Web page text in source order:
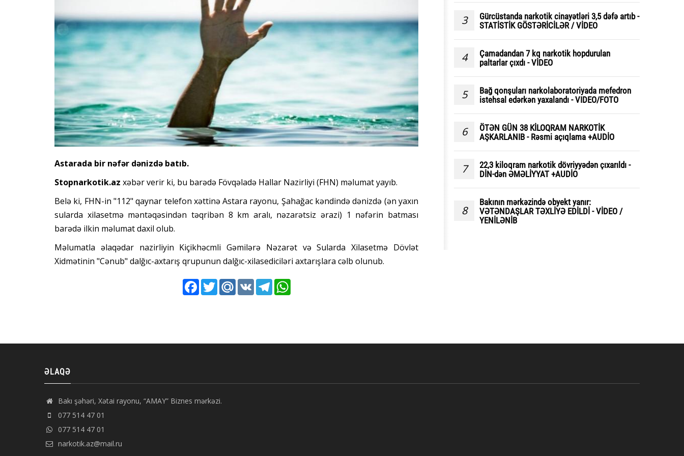
Astarada bir nəfər dənizdə batıb.
Stopnarkotik.az xəbər verir ki, bu barədə Fövqəladə Hallar Nazirliyi (FHN) məlumat yayıb.
Belə ki, FHN-in "112" qaynar telefon xəttinə Astara rayonu, Şahağac kəndində dənizdə (ən yaxın
sularda xilasetmə məntəqəsindən təqribən 8 km aralı, nəzarətsiz ərazi) 1 nəfərin batması
barədə ilkin məlumat daxil olub.
Məlumatla əlaqədar nazirliyin Kiçikhəcmli Gəmilərə Nəzarət və Sularda Xilasetmə Dövlət
Xidmətinin "Cənub" dalğıc-axtarış qrupunun dalğıc-xilasediciləri axtarışlara cəlb olunub.
FacebookTwitterMail.RuVK Telegram
3
Gürcüstanda narkotik cinayətləri 3,5 dəfə artıb -
STATİSTİK GÖSTƏRİCİLƏR / VİDEO
4
Çamadandan 7 kq narkotik hopdurulan
paltarlar çıxdı - VİDEO
5
Bağ qonşuları narkolaboratoriyada mefedron
istehsal edərkən yaxalandı - VIDEO/FOTO
6
ÖTƏN GÜN 38 KİLOQRAM NARKOTİK
AŞKARLANIB - Rəsmi açıqlama +AUDİO
7
22,3 kiloqram narkotik dövriyyədən çıxarıldı -
DİN-dən ƏMƏLİYYAT +AUDİO
8
Bakının mərkəzində obyekt yanır:
VƏTƏNDAŞLAR TƏXLİYƏ EDİLDİ - VİDEO /
YENİLƏNİB
ƏLAQƏ
Bakı şəhəri, Xətai rayonu, “AMAY” Biznes mərkəzi.
077 514 47 01
077 514 47 01
narkotik.az@mail.ru